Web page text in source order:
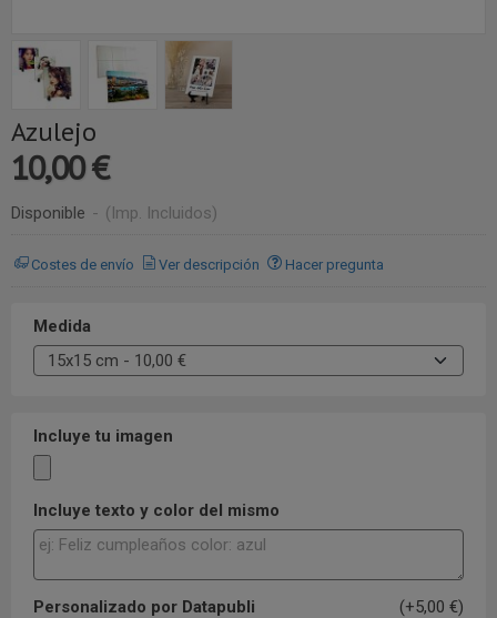
Azulejo
10,00 €
Disponible - (Imp. Incluidos)
Costes de envío Ver descripción Hacer pregunta
Medida
Incluye tu imagen
Incluye texto y color del mismo
Personalizado por Datapubli
(+5,00 €)